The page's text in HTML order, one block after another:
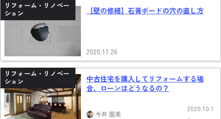
リフォーム・リノベー
ション
【壁の修繕】石膏ボードの穴の直し方
2020.11.26
リフォーム・リノベー
ション
中古住宅を購入してリフォームする場
合、ローンはどうなるの？
今井 園美
2020.10.1